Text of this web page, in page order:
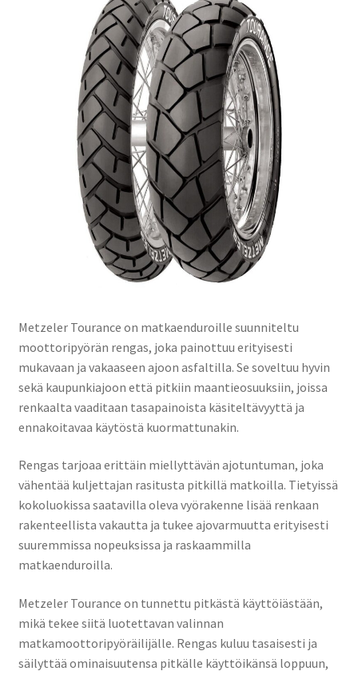
Metzeler Tourance on matkaenduroille suunniteltu
moottoripyörän rengas, joka painottuu erityisesti
mukavaan ja vakaaseen ajoon asfaltilla. Se soveltuu hyvin
sekä kaupunkiajoon että pitkiin maantieosuuksiin, joissa
renkaalta vaaditaan tasapainoista käsiteltävyyttä ja
ennakoitavaa käytöstä kuormattunakin.
Rengas tarjoaa erittäin miellyttävän ajotuntuman, joka
vähentää kuljettajan rasitusta pitkillä matkoilla. Tietyissä
kokoluokissa saatavilla oleva vyörakenne lisää renkaan
rakenteellista vakautta ja tukee ajovarmuutta erityisesti
suuremmissa nopeuksissa ja raskaammilla
matkaenduroilla.
Metzeler Tourance on tunnettu pitkästä käyttöiästään,
mikä tekee siitä luotettavan valinnan
matkamoottoripyöräilijälle. Rengas kuluu tasaisesti ja
säilyttää ominaisuutensa pitkälle käyttöikänsä loppuun,